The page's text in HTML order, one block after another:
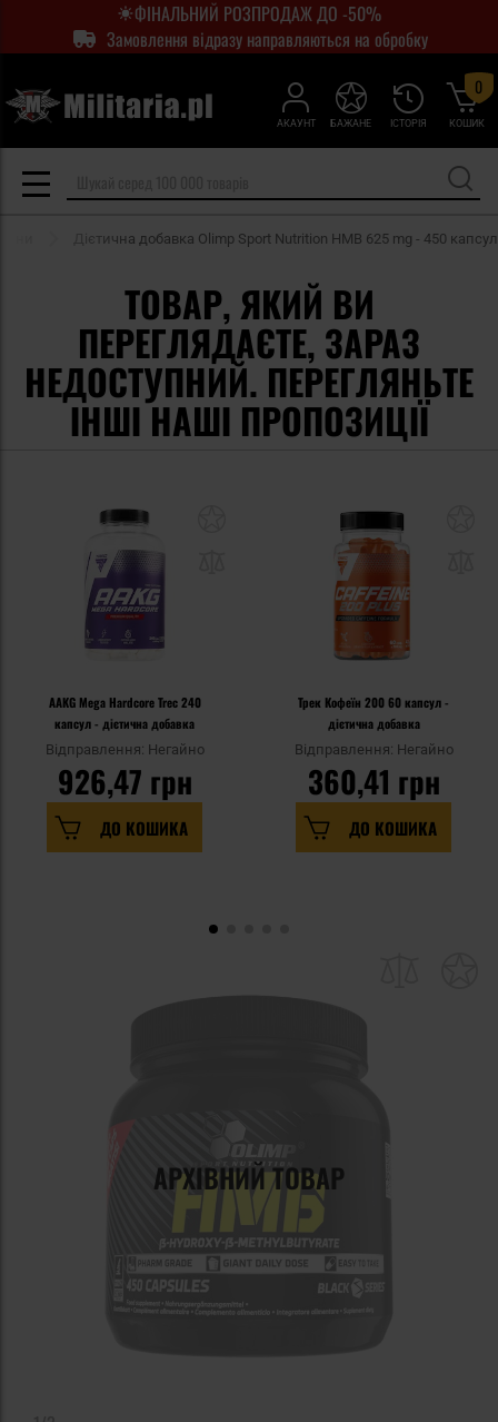
ФІНАЛЬНИЙ РОЗПРОДАЖ ДО -50%
Замовлення відразу направляються на обробку
АКАУНТ ІСТОРІЯ
БАЖАНЕ КОШИК
0
Дієтична добавка Olimp Sport Nutrition HMB 625 mg - 450 капсул
ТОВАР, ЯКИЙ ВИ
ПЕРЕГЛЯДАЄТЕ, ЗАРАЗ
НЕДОСТУПНИЙ. ПЕРЕГЛЯНЬТЕ
ІНШІ НАШІ ПРОПОЗИЦІЇ
AAKG Mega Hardcore Trec 240
капсул - дієтична добавка
Відправлення: Негайно
926,47 грн
ДО КОШИКА
Трек Кофеїн 200 60 капсул -
дієтична добавка
Відправлення: Негайно
360,41 грн
ДО КОШИКА
АРХІВНИЙ ТОВАР